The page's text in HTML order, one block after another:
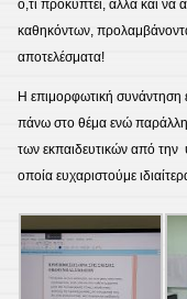
ό,τι προκύπτει, αλλά και να
καθηκόντων,
αποτελέσματα!
Η επιμορφωτική συνάντηση
πάνω στο θέμα ενώ
των εκπαιδευτικών από
οποία ευχαριστούμε